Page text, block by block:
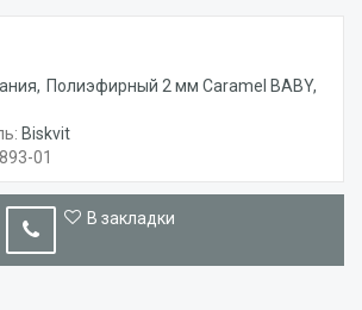
Полиэфирный 2 мм Caramel BАBY
Biskvit
01
В закладки